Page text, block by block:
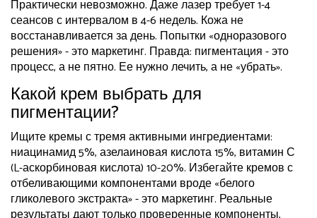
Практически невозможно. Даже лазер требует 1-4
сеансов с интервалом в 4-6 недель. Кожа не
восстанавливается за день. Попытки «одноразового
решения» - это маркетинг. Правда: пигментация - это
процесс, а не пятно. Ее нужно лечить, а не «убрать».
Какой крем выбрать для
пигментации?
Ищите кремы с тремя активными ингредиентами:
ниацинамид 5%, азелаиновая кислота 15%, витамин С
(L-аскорбиновая кислота) 10-20%. Избегайте кремов с
отбеливающими компонентами вроде «белого
гликолевого экстракта» - это маркетинг. Реальные